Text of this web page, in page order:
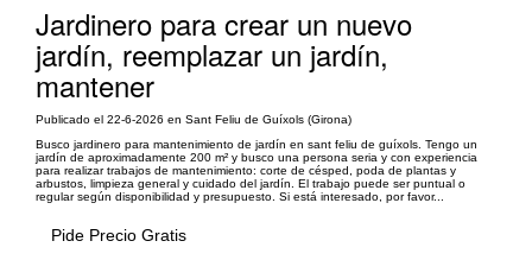
Jardinero para crear un nuevo
jardín, reemplazar un jardín,
mantener
Publicado el 22-6-2026 en Sant Feliu de Guíxols (Girona)
Busco jardinero para mantenimiento de jardín en sant feliu de guíxols. Tengo un
jardín de aproximadamente 200 m² y busco una persona seria y con experiencia
para realizar trabajos de mantenimiento: corte de césped, poda de plantas y
arbustos, limpieza general y cuidado del jardín. El trabajo puede ser puntual o
regular según disponibilidad y presupuesto. Si está interesado, por favor...
Pide Precio Gratis